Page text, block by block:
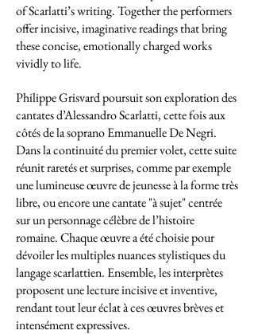
of Scarlatti’s writing. Together the performers
offer incisive, imaginative readings that bring
these concise, emotionally charged works
vividly to life.
Philippe Grisvard poursuit son exploration des
cantates d’Alessandro Scarlatti, cette fois aux
côtés de la soprano Emmanuelle De Negri.
Dans la continuité du premier volet, cette suite
réunit raretés et surprises, comme par exemple
une lumineuse œuvre de jeunesse à la forme très
libre, ou encore une cantate "à sujet" centrée
sur un personnage célèbre de l’histoire
romaine. Chaque œuvre a été choisie pour
dévoiler les multiples nuances stylistiques du
langage scarlattien. Ensemble, les interprètes
proposent une lecture incisive et inventive,
rendant tout leur éclat à ces œuvres brèves et
intensément expressives.